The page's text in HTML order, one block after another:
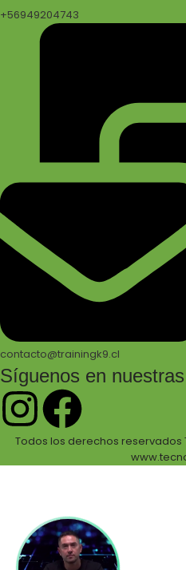
+56949204743
contacto@trainingk9.cl
Síguenos en
Todos los derechos reservados
Accede a cientos de
con envío a todo chile!